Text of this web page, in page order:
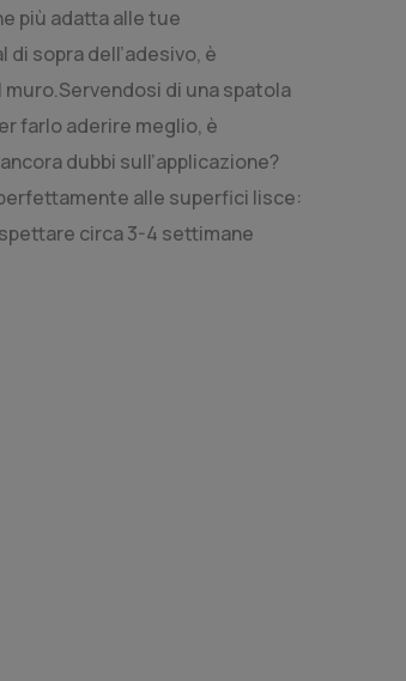
più adatta alle tue
sopra dell’adesivo, è
di una spatola
farlo aderire meglio, è
dubbi sull’applicazione?
alle superfici lisce:
circa 3-4 settimane